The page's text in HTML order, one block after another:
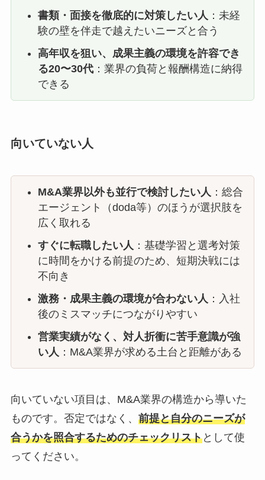
書類・面接を徹底的に対策したい人 ：未経
験の壁を伴走で越えたいニーズと合う
高年収を狙い、成果主義の環境を許容でき
る20〜30代：業界の負荷と報酬構造に納得
できる
向いていない人
M&A業界以外も並行で検討したい人 ：総合
エージェント（doda等）のほうが選択肢を
広く取れる
すぐに転職したい人 ：基礎学習と選考対策
に時間をかける前提のため、短期決戦には
不向き
激務・成果主義の環境が合わない人 ：入社
後のミスマッチにつながりやすい
営業実績がなく、対人折衝に苦手意識が強
い人 ：M&A業界が求める土台と距離がある
向いていない項目は、M&A業界の構造から導いた
ものです。否定ではなく、 前提と自分のニーズが
合うかを照合するためのチェックリストとして使
ってください。